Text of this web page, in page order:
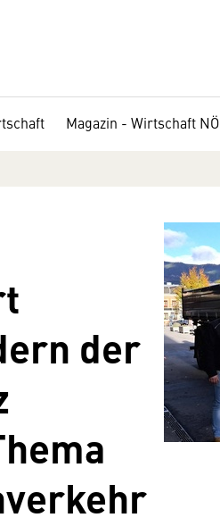
Magazin - Wirtschaft NÖ
der